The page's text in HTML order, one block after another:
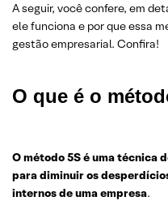
A seguir, você confere, em
ele funciona e por que essa
gestão empresarial. Confira!
O que é o
O método 5S é uma técnica
para diminuir os
internos de uma empresa.